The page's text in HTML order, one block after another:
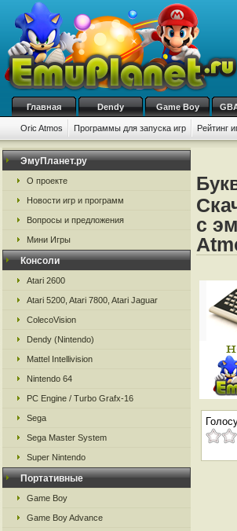
Главная Dendy Game Boy
Oric Atmos Программы для запуска игр Рейтинг
ЭмуПланет.ру
О проекте
Новости игр и программ
Вопросы и предложения
Мини Игры
Консоли
Atari 2600
Atari 5200, Atari 7800, Atari Jaguar
ColecoVision
Dendy (Nintendo)
Mattel Intellivision
Nintendo 64
PC Engine / Turbo Grafx-16
Sega
Sega Master System
Super Nintendo
Портативные
Game Boy
Game Boy Advance
с